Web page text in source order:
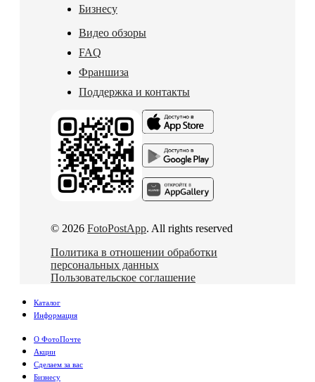
Бизнесу
Видео обзоры
FAQ
Франшиза
Поддержка и контакты
© 2026 FotoPostApp. All rights reserved
Политика в отношении обработки
персональных данных
Пользовательское соглашение
Каталог
Информация
О ФотоПочте
Акции
Сделаем за вас
Бизнесу